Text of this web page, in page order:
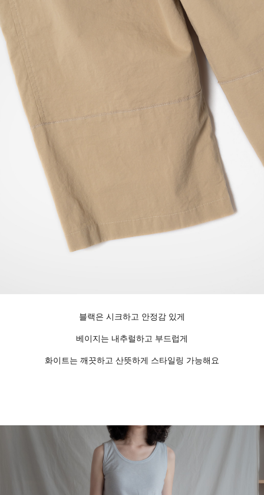
블랙은 시크하고 안정감 있게
베이지는 내추럴하고 부드럽게
화이트는 깨끗하고 산뜻하게 스타일링 가능해요